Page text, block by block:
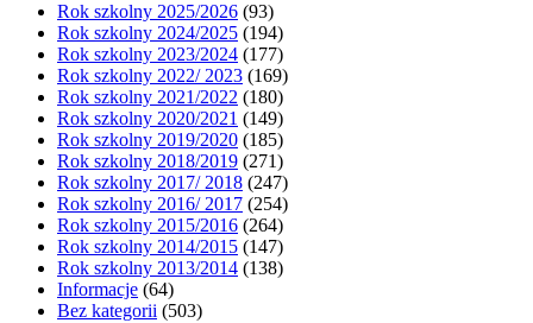
Rok szkolny 2025/2026 (93)
Rok szkolny 2024/2025 (194)
Rok szkolny 2023/2024 (177)
Rok szkolny 2022/ 2023 (169)
Rok szkolny 2021/2022 (180)
Rok szkolny 2020/2021 (149)
Rok szkolny 2019/2020 (185)
Rok szkolny 2018/2019 (271)
Rok szkolny 2017/ 2018 (247)
Rok szkolny 2016/ 2017 (254)
Rok szkolny 2015/2016 (264)
Rok szkolny 2014/2015 (147)
Rok szkolny 2013/2014 (138)
Informacje (64)
Bez kategorii (503)